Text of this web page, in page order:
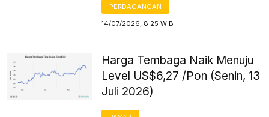
PERDAGANGAN
14/07/2026, 8:25 WIB
Harga Tembaga Naik Menuju
Level US$6,27 /Pon (Senin, 13
Juli 2026)